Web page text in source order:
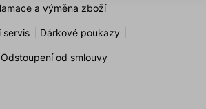
a výměna zboží
servis Dárkové poukazy
Odstoupení od smlouvy